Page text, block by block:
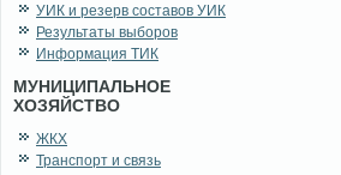
УИК и резерв составов УИК
Результаты выборов
Информация ТИК
МУНИЦИПАЛЬНОЕ
ХОЗЯЙСТВО
ЖКХ
Транспорт и связь